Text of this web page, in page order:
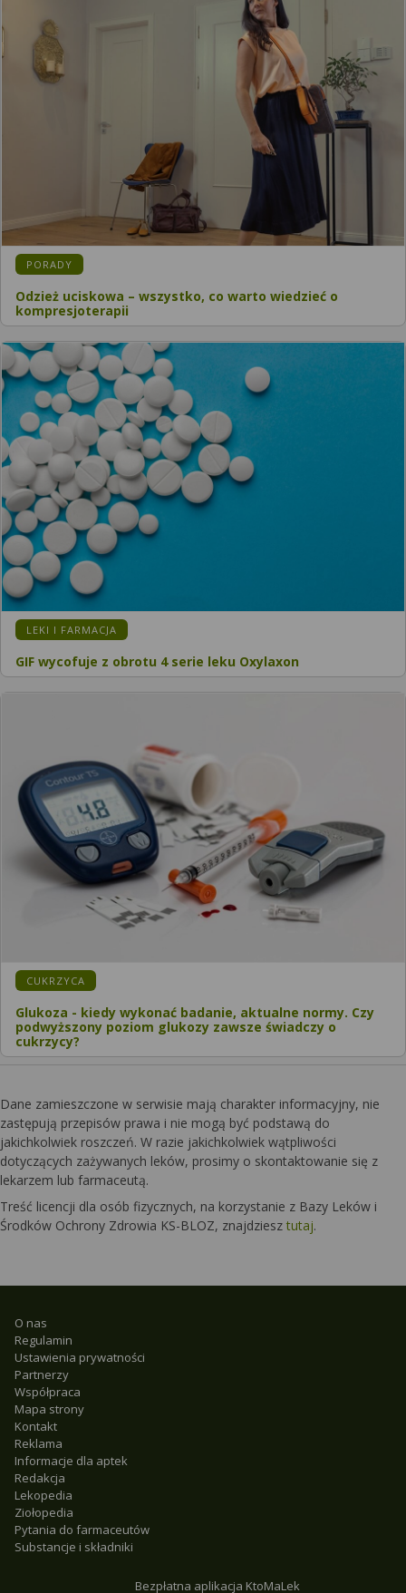
PORADY
Odzież uciskowa – wszystko, co warto wiedzieć o
kompresjoterapii
LEKI I FARMACJA
GIF wycofuje z obrotu 4 serie leku Oxylaxon
CUKRZYCA
Glukoza - kiedy wykonać badanie, aktualne normy. Czy
podwyższony poziom glukozy zawsze świadczy o
cukrzycy?
Dane zamieszczone w serwisie mają charakter informacyjny, nie
zastępują przepisów prawa i nie mogą być podstawą do
jakichkolwiek roszczeń. W razie jakichkolwiek wątpliwości
dotyczących zażywanych leków, prosimy o skontaktowanie się z
lekarzem lub farmaceutą.
Treść licencji dla osób fizycznych, na korzystanie z Bazy Leków i
Środków Ochrony Zdrowia KS-BLOZ, znajdziesz tutaj.
O nas
Regulamin
Ustawienia prywatności
Partnerzy
Współpraca
Mapa strony
Kontakt
Reklama
Informacje dla aptek
Redakcja
Lekopedia
Ziołopedia
Pytania do farmaceutów
Substancje i składniki
Bezpłatna aplikacja KtoMaLek